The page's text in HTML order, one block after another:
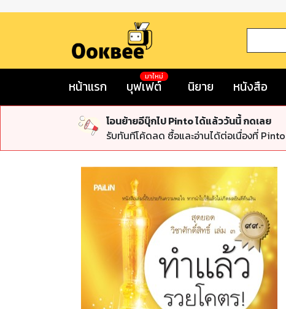
หน้าแรก บุฟเฟต์
มาใหม่
นิยาย หนังสือ
โอนย้ายอีบุ๊กไป Pinto ได้แล้ววันนี้ กดเลย
รับทันทีโค้ดลด ซื้อและอ่านได้ต่อเนื่องที่ Pinto